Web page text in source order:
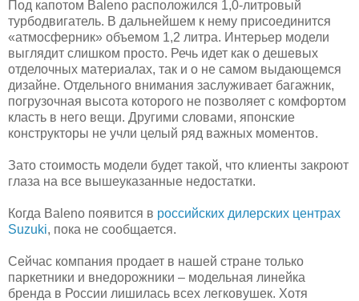
Под капотом Baleno расположился 1,0-литровый
турбодвигатель. В дальнейшем к нему присоединится
«атмосферник» объемом 1,2 литра. Интерьер модели
выглядит слишком просто. Речь идет как о дешевых
отделочных материалах, так и о не самом выдающемся
дизайне. Отдельного внимания заслуживает багажник,
погрузочная высота которого не позволяет с комфортом
класть в него вещи. Другими словами, японские
конструкторы не учли целый ряд важных моментов.
Зато стоимость модели будет такой, что клиенты закроют
глаза на все вышеуказанные недостатки.
Когда Baleno появится в российских дилерских центрах
Suzuki, пока не сообщается.
Сейчас компания продает в нашей стране только
паркетники и внедорожники – модельная линейка
бренда в России лишилась всех легковушек. Хотя